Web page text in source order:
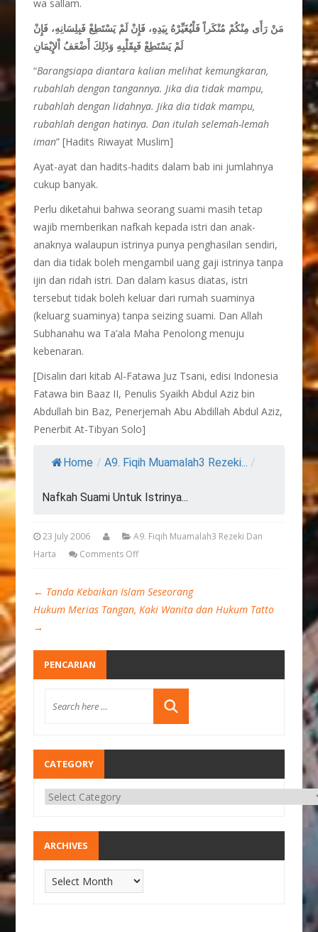
wa sallam.
مَنْ رَأَى مِنْكُمْ مُنْكَراً فَلْيُغَيِّرْهُ بِيَدِهِ، فَإِنْ لَمْ يَسْتَطِعْ فَبِلِسَانِهِ، فَإِنْ
لَمْ يَسْتَطِعْ فَبِقَلْبِهِ وَذَلِكَ أَضْعَفُ اْلإِيْمَانِ
“Barangsiapa diantara kalian melihat kemungkaran,
rubahlah dengan tangannya. Jika dia tidak mampu,
rubahlah dengan lidahnya. Jika dia tidak mampu,
rubahlah dengan hatinya. Dan itulah selemah-lemah
iman” [Hadits Riwayat Muslim]
Ayat-ayat dan hadits-hadits dalam bab ini jumlahnya
cukup banyak.
Perlu diketahui bahwa seorang suami masih tetap
wajib memberikan nafkah kepada istri dan anak-
anaknya walaupun istrinya punya penghasilan sendiri,
dan dia tidak boleh mengambil uang gaji istrinya tanpa
ijin dan ridah istri. Dan dalam kasus diatas, istri
tersebut tidak boleh keluar dari rumah suaminya
(keluarg suaminya) tanpa seizing suami. Dan Allah
Subhanahu wa Ta’ala Maha Penolong menuju
kebenaran.
[Disalin dari kitab Al-Fatawa Juz Tsani, edisi Indonesia
Fatawa bin Baaz II, Penulis Syaikh Abdul Aziz bin
Abdullah bin Baz, Penerjemah Abu Abdillah Abdul Aziz,
Penerbit At-Tibyan Solo]
Home / A9. Fiqih Muamalah3 Rezeki... /
Nafkah Suami Untuk Istrinya...
23 July 2006
A9. Fiqih Muamalah3 Rezeki Dan
Harta
Comments Off
← Tanda Kebaikan Islam Seseorang
Hukum Merias Tangan, Kaki Wanita dan Hukum Tatto
→
PENCARIAN
CATEGORY
ARCHIVES